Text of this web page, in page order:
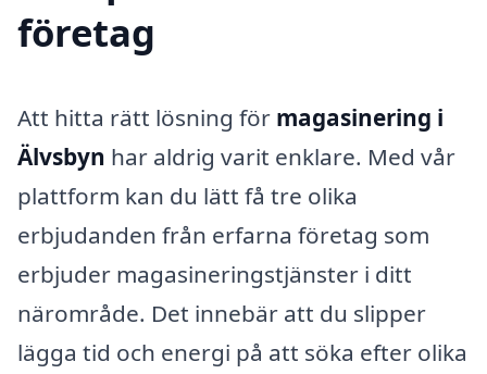
företag
Att hitta rätt lösning för magasinering i
Älvsbyn har aldrig varit enklare. Med vår
plattform kan du lätt få tre olika
erbjudanden från erfarna företag som
erbjuder magasineringstjänster i ditt
närområde. Det innebär att du slipper
lägga tid och energi på att söka efter olika